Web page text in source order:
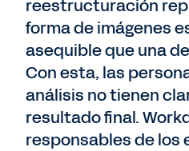
reestructuración
forma de imágenes
asequible que una
Con esta, las
análisis no tienen
resultado final.
responsables de los